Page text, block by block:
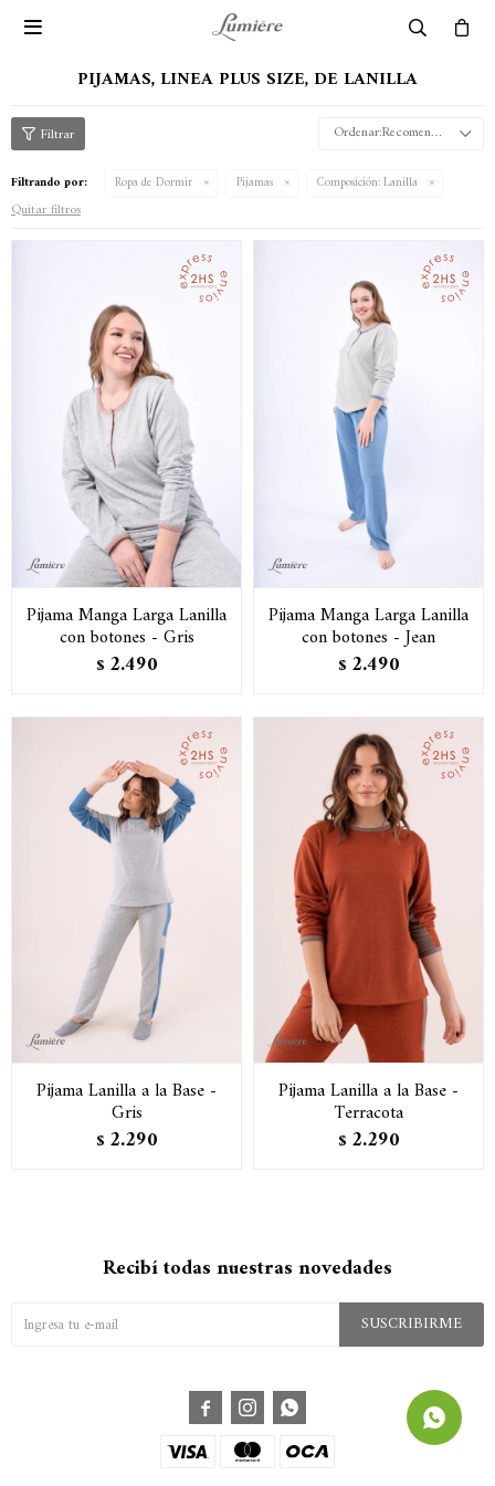

PIJAMAS, LINEA PLUS SIZE, DE LANILLA
Recomendados
Filtrando por: Ropa de Dormir Pijamas Composición:Lanilla
Quitar filtros
Pijama Manga Larga Lanilla
con botones - Gris
$ 2.490
Pijama Manga Larga Lanilla
con botones - Jean
$ 2.490
Pijama Lanilla a la Base -
Gris
$ 2.290
Pijama Lanilla a la Base -
Terracota
$ 2.290
Recibí todas nuestras novedades
SUSCRIBIRME
  